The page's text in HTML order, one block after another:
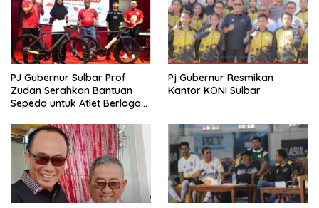
PJ Gubernur Sulbar Prof
Zudan Serahkan Bantuan
Sepeda untuk Atlet Berlaga
Pj Gubernur Resmikan
Kantor KONI Sulbar